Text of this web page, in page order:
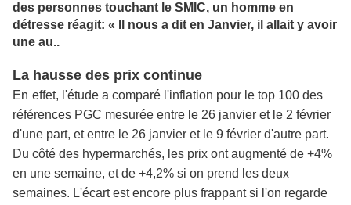
des personnes touchant le SMIC, un homme en
détresse réagit: « Il nous a dit en Janvier, il allait y avoir
une au..
La hausse des prix continue
En effet, l'étude a comparé l'inflation pour le top 100 des
références PGC mesurée entre le 26 janvier et le 2 février
d'une part, et entre le 26 janvier et le 9 février d'autre part.
Du côté des hypermarchés, les prix ont augmenté de +4%
en une semaine, et de +4,2% si on prend les deux
semaines. L'écart est encore plus frappant si l'on regarde